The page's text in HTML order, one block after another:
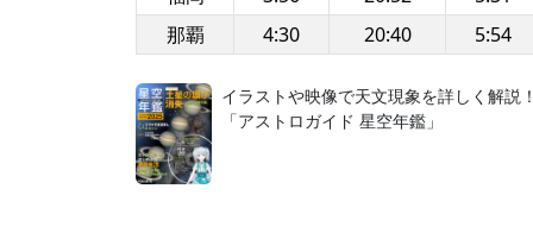
那覇
4:30 20:40 5:54
イラストや映像で天文現象を詳しく解説
「アストロガイド 星空年鑑」